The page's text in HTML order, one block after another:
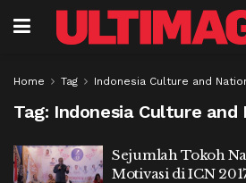
Home Tag Indonesia Culture and
Tag: Indonesia Culture and
Sejumlah Tokoh
Motivasi di ICN